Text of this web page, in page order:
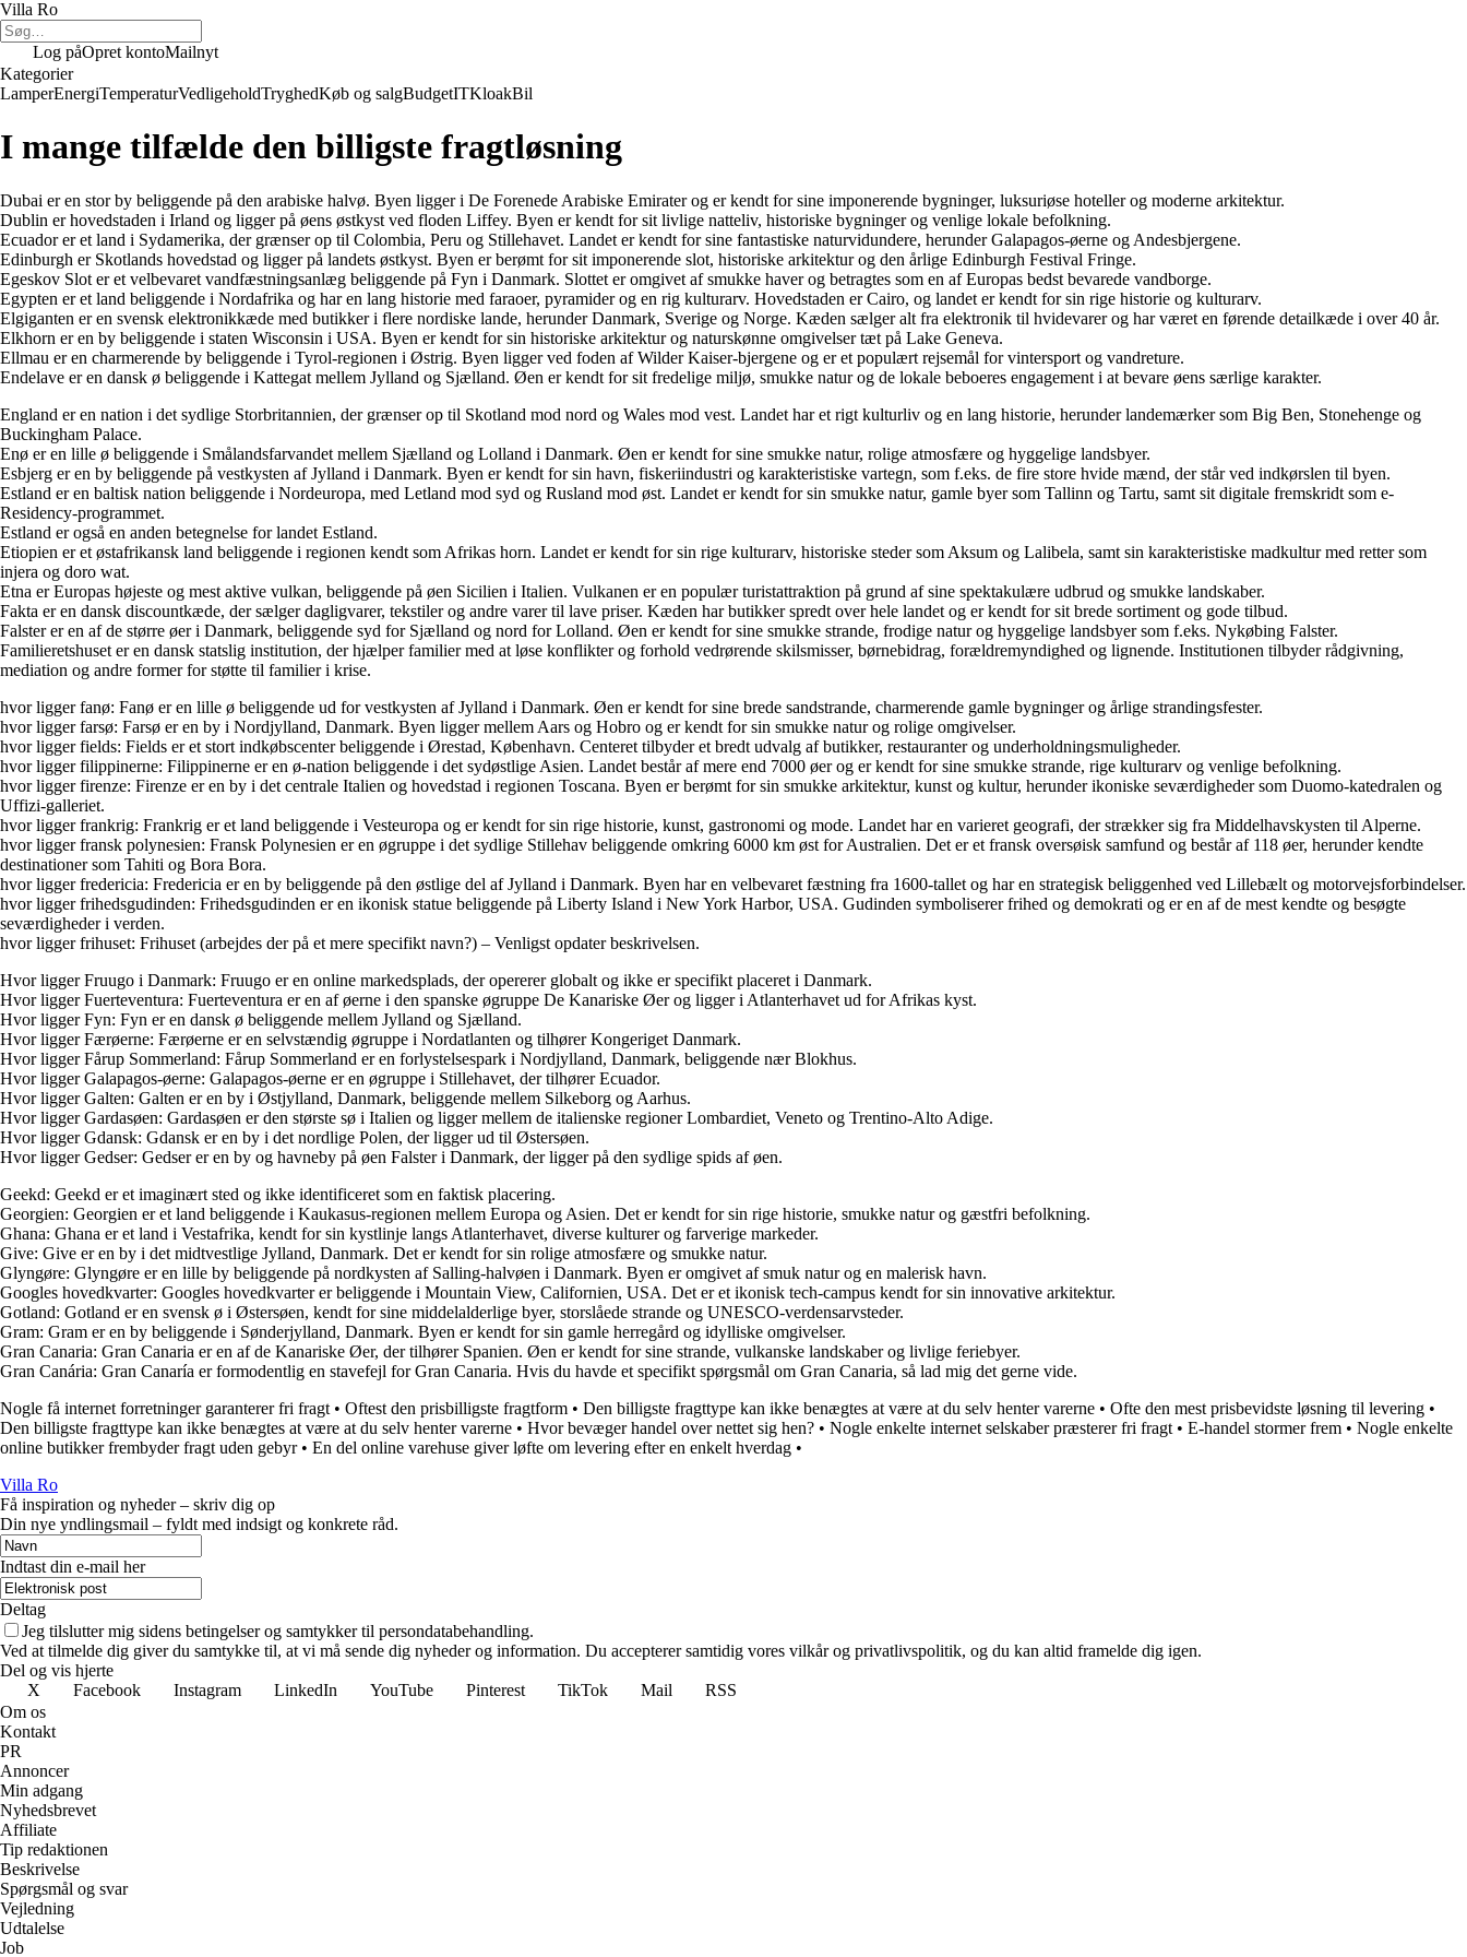
Villa Ro
Log påOpret kontoMailnyt
Kategorier
LamperEnergiTemperaturVedligeholdTryghedKøb og salgBudgetITKloakBil
I mange tilfælde den billigste fragtløsning
Dubai er en stor by beliggende på den arabiske halvø. Byen ligger i De Forenede Arabiske Emirater og er kendt for sine imponerende bygninger, luksuriøse hoteller og moderne arkitektur.
Dublin er hovedstaden i Irland og ligger på øens østkyst ved floden Liffey. Byen er kendt for sit livlige natteliv, historiske bygninger og venlige lokale befolkning.
Ecuador er et land i Sydamerika, der grænser op til Colombia, Peru og Stillehavet. Landet er kendt for sine fantastiske naturvidundere, herunder Galapagos-øerne og Andesbjergene.
Edinburgh er Skotlands hovedstad og ligger på landets østkyst. Byen er berømt for sit imponerende slot, historiske arkitektur og den årlige Edinburgh Festival Fringe.
Egeskov Slot er et velbevaret vandfæstningsanlæg beliggende på Fyn i Danmark. Slottet er omgivet af smukke haver og betragtes som en af Europas bedst bevarede vandborge.
Egypten er et land beliggende i Nordafrika og har en lang historie med faraoer, pyramider og en rig kulturarv. Hovedstaden er Cairo, og landet er kendt for sin rige historie og kulturarv.
Elgiganten er en svensk elektronikkæde med butikker i flere nordiske lande, herunder Danmark, Sverige og Norge. Kæden sælger alt fra elektronik til hvidevarer og har været en førende detailkæde i over 40 år.
Elkhorn er en by beliggende i staten Wisconsin i USA. Byen er kendt for sin historiske arkitektur og naturskønne omgivelser tæt på Lake Geneva.
Ellmau er en charmerende by beliggende i Tyrol-regionen i Østrig. Byen ligger ved foden af Wilder Kaiser-bjergene og er et populært rejsemål for vintersport og vandreture.
Endelave er en dansk ø beliggende i Kattegat mellem Jylland og Sjælland. Øen er kendt for sit fredelige miljø, smukke natur og de lokale beboeres engagement i at bevare øens særlige karakter.
England er en nation i det sydlige Storbritannien, der grænser op til Skotland mod nord og Wales mod vest. Landet har et rigt kulturliv og en lang historie, herunder landemærker som Big Ben, Stonehenge og
Buckingham Palace.
Enø er en lille ø beliggende i Smålandsfarvandet mellem Sjælland og Lolland i Danmark. Øen er kendt for sine smukke natur, rolige atmosfære og hyggelige landsbyer.
Esbjerg er en by beliggende på vestkysten af Jylland i Danmark. Byen er kendt for sin havn, fiskeriindustri og karakteristiske vartegn, som f.eks. de fire store hvide mænd, der står ved indkørslen til byen.
Estland er en baltisk nation beliggende i Nordeuropa, med Letland mod syd og Rusland mod øst. Landet er kendt for sin smukke natur, gamle byer som Tallinn og Tartu, samt sit digitale fremskridt som e-
Residency-programmet.
Estland er også en anden betegnelse for landet Estland.
Etiopien er et østafrikansk land beliggende i regionen kendt som Afrikas horn. Landet er kendt for sin rige kulturarv, historiske steder som Aksum og Lalibela, samt sin karakteristiske madkultur med retter som
injera og doro wat.
Etna er Europas højeste og mest aktive vulkan, beliggende på øen Sicilien i Italien. Vulkanen er en populær turistattraktion på grund af sine spektakulære udbrud og smukke landskaber.
Fakta er en dansk discountkæde, der sælger dagligvarer, tekstiler og andre varer til lave priser. Kæden har butikker spredt over hele landet og er kendt for sit brede sortiment og gode tilbud.
Falster er en af de større øer i Danmark, beliggende syd for Sjælland og nord for Lolland. Øen er kendt for sine smukke strande, frodige natur og hyggelige landsbyer som f.eks. Nykøbing Falster.
Familieretshuset er en dansk statslig institution, der hjælper familier med at løse konflikter og forhold vedrørende skilsmisser, børnebidrag, forældremyndighed og lignende. Institutionen tilbyder rådgivning,
mediation og andre former for støtte til familier i krise.
hvor ligger fanø: Fanø er en lille ø beliggende ud for vestkysten af Jylland i Danmark. Øen er kendt for sine brede sandstrande, charmerende gamle bygninger og årlige strandingsfester.
hvor ligger farsø: Farsø er en by i Nordjylland, Danmark. Byen ligger mellem Aars og Hobro og er kendt for sin smukke natur og rolige omgivelser.
hvor ligger fields: Fields er et stort indkøbscenter beliggende i Ørestad, København. Centeret tilbyder et bredt udvalg af butikker, restauranter og underholdningsmuligheder.
hvor ligger filippinerne: Filippinerne er en ø-nation beliggende i det sydøstlige Asien. Landet består af mere end 7000 øer og er kendt for sine smukke strande, rige kulturarv og venlige befolkning.
hvor ligger firenze: Firenze er en by i det centrale Italien og hovedstad i regionen Toscana. Byen er berømt for sin smukke arkitektur, kunst og kultur, herunder ikoniske seværdigheder som Duomo-katedralen og
Uffizi-galleriet.
hvor ligger frankrig: Frankrig er et land beliggende i Vesteuropa og er kendt for sin rige historie, kunst, gastronomi og mode. Landet har en varieret geografi, der strækker sig fra Middelhavskysten til Alperne.
hvor ligger fransk polynesien: Fransk Polynesien er en øgruppe i det sydlige Stillehav beliggende omkring 6000 km øst for Australien. Det er et fransk oversøisk samfund og består af 118 øer, herunder kendte
destinationer som Tahiti og Bora Bora.
hvor ligger fredericia: Fredericia er en by beliggende på den østlige del af Jylland i Danmark. Byen har en velbevaret fæstning fra 1600-tallet og har en strategisk beliggenhed ved Lillebælt og motorvejsforbindelser.
hvor ligger frihedsgudinden: Frihedsgudinden er en ikonisk statue beliggende på Liberty Island i New York Harbor, USA. Gudinden symboliserer frihed og demokrati og er en af de mest kendte og besøgte
seværdigheder i verden.
hvor ligger frihuset: Frihuset (arbejdes der på et mere specifikt navn?) – Venligst opdater beskrivelsen.
Hvor ligger Fruugo i Danmark: Fruugo er en online markedsplads, der opererer globalt og ikke er specifikt placeret i Danmark.
Hvor ligger Fuerteventura: Fuerteventura er en af øerne i den spanske øgruppe De Kanariske Øer og ligger i Atlanterhavet ud for Afrikas kyst.
Hvor ligger Fyn: Fyn er en dansk ø beliggende mellem Jylland og Sjælland.
Hvor ligger Færøerne: Færøerne er en selvstændig øgruppe i Nordatlanten og tilhører Kongeriget Danmark.
Hvor ligger Fårup Sommerland: Fårup Sommerland er en forlystelsespark i Nordjylland, Danmark, beliggende nær Blokhus.
Hvor ligger Galapagos-øerne: Galapagos-øerne er en øgruppe i Stillehavet, der tilhører Ecuador.
Hvor ligger Galten: Galten er en by i Østjylland, Danmark, beliggende mellem Silkeborg og Aarhus.
Hvor ligger Gardasøen: Gardasøen er den største sø i Italien og ligger mellem de italienske regioner Lombardiet, Veneto og Trentino-Alto Adige.
Hvor ligger Gdansk: Gdansk er en by i det nordlige Polen, der ligger ud til Østersøen.
Hvor ligger Gedser: Gedser er en by og havneby på øen Falster i Danmark, der ligger på den sydlige spids af øen.
Geekd: Geekd er et imaginært sted og ikke identificeret som en faktisk placering.
Georgien: Georgien er et land beliggende i Kaukasus-regionen mellem Europa og Asien. Det er kendt for sin rige historie, smukke natur og gæstfri befolkning.
Ghana: Ghana er et land i Vestafrika, kendt for sin kystlinje langs Atlanterhavet, diverse kulturer og farverige markeder.
Give: Give er en by i det midtvestlige Jylland, Danmark. Det er kendt for sin rolige atmosfære og smukke natur.
Glyngøre: Glyngøre er en lille by beliggende på nordkysten af Salling-halvøen i Danmark. Byen er omgivet af smuk natur og en malerisk havn.
Googles hovedkvarter: Googles hovedkvarter er beliggende i Mountain View, Californien, USA. Det er et ikonisk tech-campus kendt for sin innovative arkitektur.
Gotland: Gotland er en svensk ø i Østersøen, kendt for sine middelalderlige byer, storslåede strande og UNESCO-verdensarvsteder.
Gram: Gram er en by beliggende i Sønderjylland, Danmark. Byen er kendt for sin gamle herregård og idylliske omgivelser.
Gran Canaria: Gran Canaria er en af de Kanariske Øer, der tilhører Spanien. Øen er kendt for sine strande, vulkanske landskaber og livlige feriebyer.
Gran Canária: Gran Canaría er formodentlig en stavefejl for Gran Canaria. Hvis du havde et specifikt spørgsmål om Gran Canaria, så lad mig det gerne vide.
Nogle få internet forretninger garanterer fri fragt • Oftest den prisbilligste fragtform • Den billigste fragttype kan ikke benægtes at være at du selv henter varerne • Ofte den mest prisbevidste løsning til levering •
Den billigste fragttype kan ikke benægtes at være at du selv henter varerne • Hvor bevæger handel over nettet sig hen? • Nogle enkelte internet selskaber præsterer fri fragt • E-handel stormer frem • Nogle enkelte
online butikker frembyder fragt uden gebyr• En del online varehuse giver løfte om levering efter en enkelt hverdag •
Villa Ro
Få inspiration og nyheder – skriv dig op
Din nye yndlingsmail – fyldt med indsigt og konkrete råd.
Indtast din e-mail her
Deltag
Jeg tilslutter mig sidens betingelser og samtykker til persondatabehandling.
Ved at tilmelde dig giver du samtykke til, at vi må sende dig nyheder og information. Du accepterer samtidig vores vilkår og privatlivspolitik, og du kan altid framelde dig igen.
Del og vis hjerte
X
Facebook Instagram LinkedIn YouTube Pinterest TikTok Mail
RSS
Om os
Kontakt
PR
Annoncer
Min adgang
Nyhedsbrevet
Affiliate
Tip redaktionen
Beskrivelse
Spørgsmål og svar
Vejledning
Udtalelse
Job